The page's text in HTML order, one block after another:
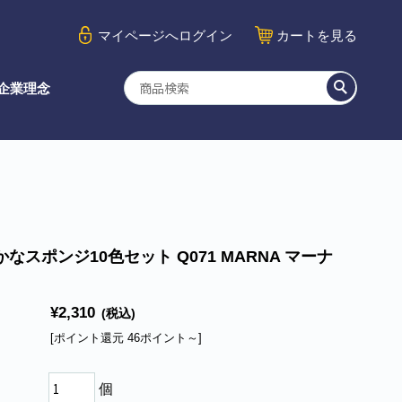
マイページへログイン カート を見る
業理念
なスポンジ10色セット Q071 MARNA マーナ
¥2,310 (税込)
[ポイント還元 46ポイント～]
個